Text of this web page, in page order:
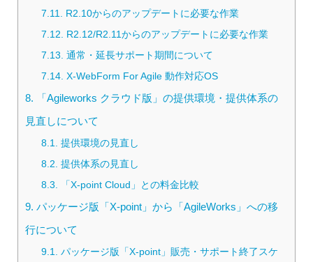
7.11. R2.10からのアップデートに必要な作業
7.12. R2.12/R2.11からのアップデートに必要な作業
7.13. 通常・延長サポート期間について
7.14. X-WebForm For Agile 動作対応OS
8. 「Agileworks クラウド版」の提供環境・提供体系の
見直しについて
8.1. 提供環境の見直し
8.2. 提供体系の見直し
8.3. 「X-point Cloud」との料金比較
9. パッケージ版「X-point」から「AgileWorks」への移
行について
9.1. パッケージ版「X-point」販売・サポート終了スケ